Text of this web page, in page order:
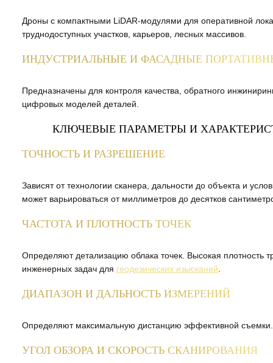
Дроны с компактными LiDAR-модулями для оперативной
труднодоступных участков, карьеров, лесных массивов.
ИНДУСТРИАЛЬНЫЕ И ФАСАДНЫЕ
Предназначены для контроля качества, обратного
цифровых моделей деталей.
КЛЮЧЕВЫЕ ПАРАМЕТРЫ И
ТОЧНОСТЬ И РАЗРЕШЕНИЕ
Зависят от технологии сканера, дальности до объекта и
может варьироваться от миллиметров до десятков
ЧАСТОТА И ПЛОТНОСТЬ ТОЧЕК
Определяют детализацию облака точек. Высокая плотность
инженерных задач для геодезических изысканий
ДИАПАЗОН И ДАЛЬНОСТЬ ИЗМЕРЕНИЙ
Определяют максимальную дистанцию эффективной съемки.
УГОЛ ОБЗОРА И СКОРОСТЬ СКАНИРОВАНИЯ